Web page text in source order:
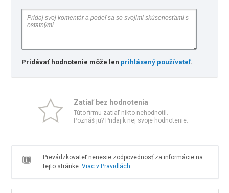
Pridávať hodnotenie môže len prihlásený používateľ.
Zatiaľ bez hodnotenia
Túto firmu zatiaľ nikto nehodnotil.
Poznáš ju? Pridaj k nej svoje hodnotenie.
Prevádzkovateľ nenesie zodpovednosť za informácie na
tejto stránke. Viac v Pravidlách